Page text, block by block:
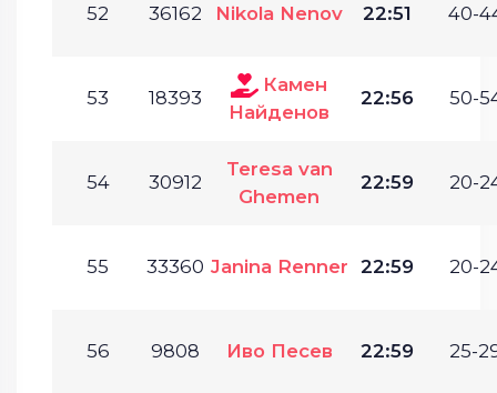
52 36162 Nikola Nenov 22:51 40-
53 18393
Камен
Найденов
22:56 50-
54 30912
Teresa van
Ghemen
22:59 20-
55 33360 Janina Renner 22:59 20-
56 9808 Иво Песев 22:59 25-